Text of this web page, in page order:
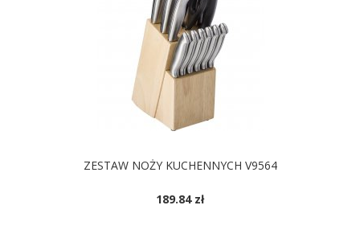
ZESTAW NOŻY KUCHENNYCH V9564
189.84 zł